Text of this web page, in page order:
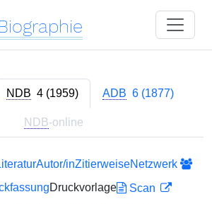
NDB 4 (1959) ADB 6 (1877)
NDB-online
Autor/inZitierweiseNetzwerk
Druckvorlage
Scan